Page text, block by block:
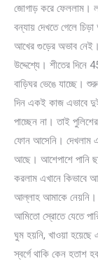
জোগাড় করে ফেললাম।
বন্যায় দেখতে গেলে
আখের গুড়ের অভাব নেই।
উদ্দেশ্যে। শীতের দিনে
বাড়িঘর ভেঙে যাচ্ছে।
দিন এক‌ই কাজ এভাবে
পাচ্ছেন না। তাই
ফোন আসেনি। দেখলাম
আছে। আশেপাশে পানি
করলাম এখানে কিভাবে
আল্লাহ আমাকে নেয়নি।
আমিতো স্রোতে যেতে
ঘুম হয়নি, খাওয়া
স্বর্গে থাকি কেন হতাশ